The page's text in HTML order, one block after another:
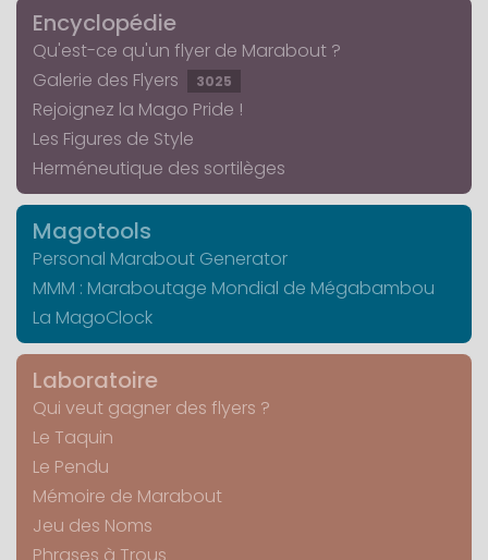
Encyclopédie
Qu'est-ce qu'un flyer de Marabout ?
Galerie des Flyers
3025
Rejoignez la Mago Pride !
Les Figures de Style
Herméneutique des sortilèges
Magotools
Personal Marabout Generator
MMM : Maraboutage Mondial de Mégabambou
La MagoClock
Laboratoire
Qui veut gagner des flyers ?
Le Taquin
Le Pendu
Mémoire de Marabout
Jeu des Noms
Phrases à Trous